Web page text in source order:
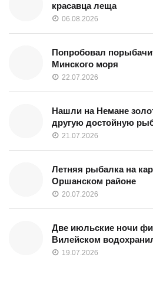
красавца леща
06.08.2026
Попробовал
Минского моря
22.07.2026
Нашли на Немане
другую достойную
21.07.2026
Летняя рыбалка на
Оршанском районе
20.07.2026
Две июльские ночи
Вилейском
19.07.2026